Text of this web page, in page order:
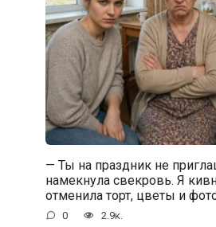
— Ты на праздник не
намекнула свекровь. Я
отменила торт, цветы и
0 2.9к.